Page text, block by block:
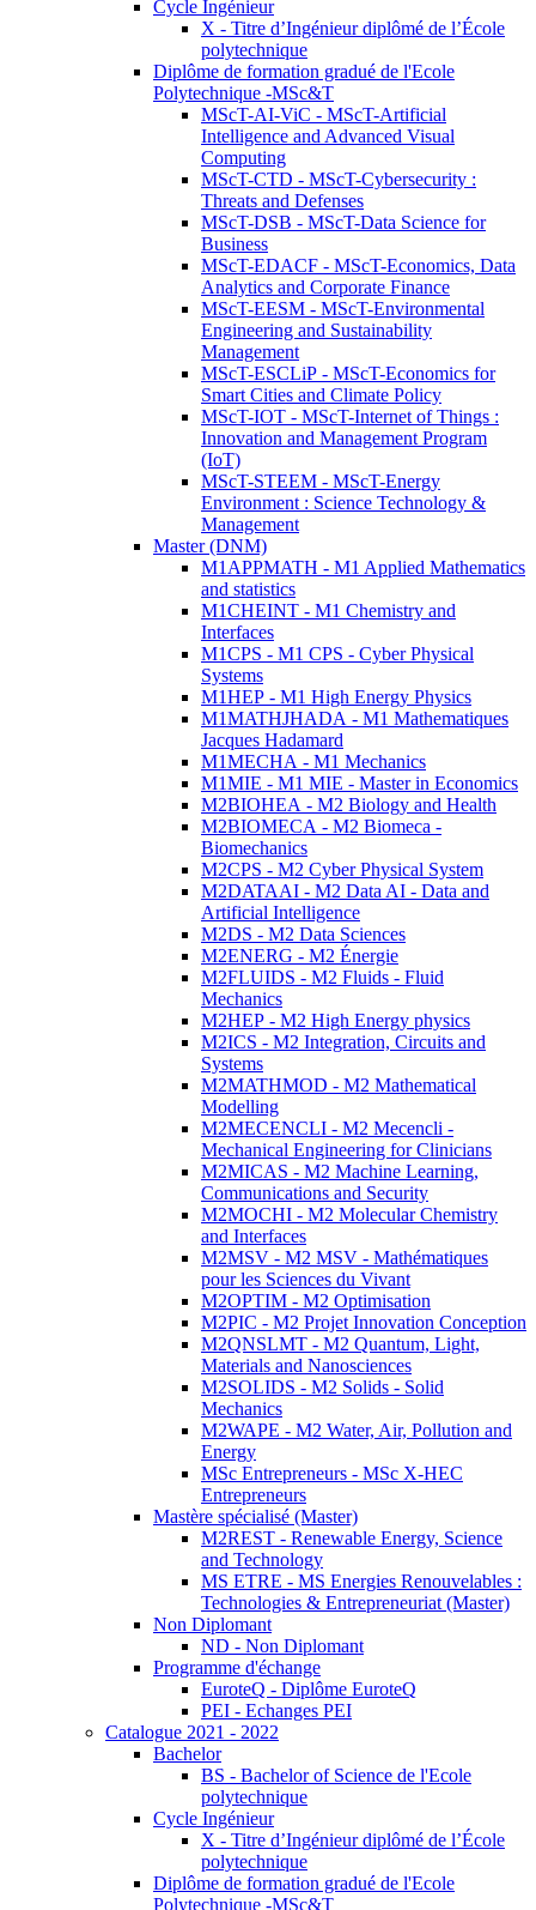
Cycle Ingénieur
X - Titre d’Ingénieur diplômé de l’École
polytechnique
Diplôme de formation gradué de l'Ecole
Polytechnique -MSc&T
MScT-AI-ViC - MScT-Artificial
Intelligence and Advanced Visual
Computing
MScT-CTD - MScT-Cybersecurity :
Threats and Defenses
MScT-DSB - MScT-Data Science for
Business
MScT-EDACF - MScT-Economics, Data
Analytics and Corporate Finance
MScT-EESM - MScT-Environmental
Engineering and Sustainability
Management
MScT-ESCLiP - MScT-Economics for
Smart Cities and Climate Policy
MScT-IOT - MScT-Internet of Things :
Innovation and Management Program
(IoT)
MScT-STEEM - MScT-Energy
Environment : Science Technology &
Management
Master (DNM)
M1APPMATH - M1 Applied Mathematics
and statistics
M1CHEINT - M1 Chemistry and
Interfaces
M1CPS - M1 CPS - Cyber Physical
Systems
M1HEP - M1 High Energy Physics
M1MATHJHADA - M1 Mathematiques
Jacques Hadamard
M1MECHA - M1 Mechanics
M1MIE - M1 MIE - Master in Economics
M2BIOHEA - M2 Biology and Health
M2BIOMECA - M2 Biomeca -
Biomechanics
M2CPS - M2 Cyber Physical System
M2DATAAI - M2 Data AI - Data and
Artificial Intelligence
M2DS - M2 Data Sciences
M2ENERG - M2 Énergie
M2FLUIDS - M2 Fluids - Fluid
Mechanics
M2HEP - M2 High Energy physics
M2ICS - M2 Integration, Circuits and
Systems
M2MATHMOD - M2 Mathematical
Modelling
M2MECENCLI - M2 Mecencli -
Mechanical Engineering for Clinicians
M2MICAS - M2 Machine Learning,
Communications and Security
M2MOCHI - M2 Molecular Chemistry
and Interfaces
M2MSV - M2 MSV - Mathématiques
pour les Sciences du Vivant
M2OPTIM - M2 Optimisation
M2PIC - M2 Projet Innovation Conception
M2QNSLMT - M2 Quantum, Light,
Materials and Nanosciences
M2SOLIDS - M2 Solids - Solid
Mechanics
M2WAPE - M2 Water, Air, Pollution and
Energy
MSc Entrepreneurs - MSc X-HEC
Entrepreneurs
Mastère spécialisé (Master)
M2REST - Renewable Energy, Science
and Technology
MS ETRE - MS Energies Renouvelables :
Technologies & Entrepreneuriat (Master)
Non Diplomant
ND - Non Diplomant
Programme d'échange
EuroteQ - Diplôme EuroteQ
PEI - Echanges PEI
Catalogue 2021 - 2022
Bachelor
BS - Bachelor of Science de l'Ecole
polytechnique
Cycle Ingénieur
X - Titre d’Ingénieur diplômé de l’École
polytechnique
Diplôme de formation gradué de l'Ecole
Polytechnique -MSc&T